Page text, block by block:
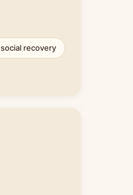
social recovery